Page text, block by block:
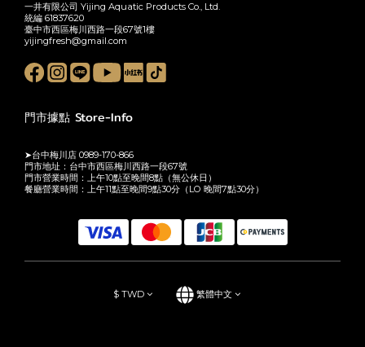
一井有限公司 Yijing Aquatic Products Co., Ltd.
統編 61837620
臺中市西區梅川西路一段67號1樓
yijingfresh@gmail.com
門市據點 Store-Info
➤台中梅川店 0989-170-866
門市地址：台中市西區梅川西路一段67號
門市營業時間：上午10點至晚間8點（無公休日）
餐廳營業時間：上午11點至晚間9點30分（LO 晚間7點30分）
$ TWD 繁體中文